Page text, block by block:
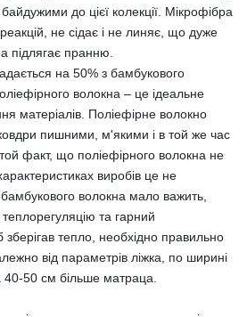
до цієї колекції. Мікрофібра
не сідає і не линяє, що дуже
підлягає пранню.
на 50% з бамбукового
волокна – це ідеальне
матеріалів. Поліефірне волокно
пишними, м'якими і в той же час
факт, що поліефірного волокна не
виробів це не
волокна мало важить,
та гарний
зберігав тепло, необхідно правильно
від параметрів ліжка, по ширині
40-50 см більше матраца.